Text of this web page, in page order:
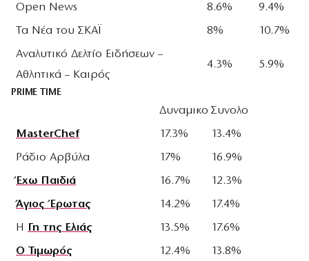
Open News
8.6%
9.4%
Τα Νέα του ΣΚΑΪ
8%
10.7%
Αναλυτικό Δελτίο Ειδήσεων –
Αθλητικά – Καιρός
4.3% 5.9%
PRIME TIME
Δυναμικο Συνολο
MasterChef
17.3%
13.4%
Ράδιο Αρβύλα
17%
16.9%
Έχω Παιδιά
16.7%
12.3%
Άγιος Έρωτας
14.2%
17.4%
Η
Γη της Ελιάς 13.5%
17.6%
Ο Τιμωρός
12.4% 13.8%